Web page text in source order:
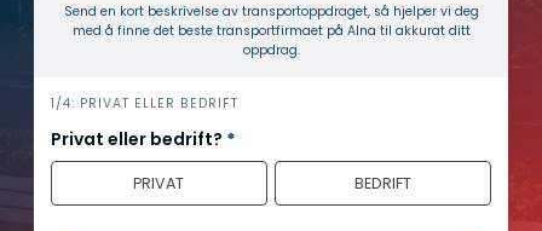
Send en kort beskrivelse av transport­oppdraget, så hjelper vi deg
med å finne det beste transport­firmaet på Alna til akkurat ditt
oppdrag.
h
e
r
1/4: PRIVAT ELLER BEDRIFT
Privat eller bedrift? *
PRIVAT BEDRIFT